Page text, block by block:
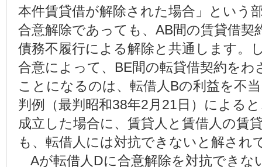
本件賃貸借が解除された場合」という
合意解除であっても、AB間の賃貸借契
債務不履行による解除と共通します。
合意によって、BE間の転貸借契約を
ことになるのは、転借人Bの利益を不
判例（最判昭和38年2月21日）による
成立した場合に、賃貸人と賃借人の賃
も、転借人には対抗できないと解され
Aが転借人Dに合意解除を対抗できな